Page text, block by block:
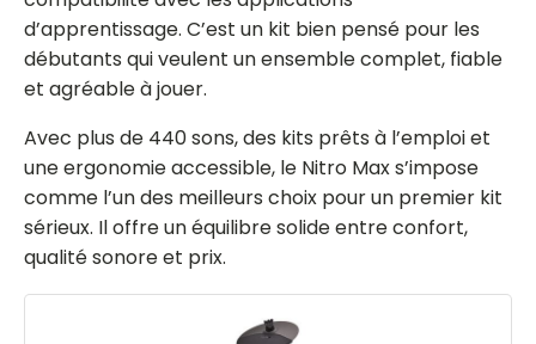
d’apprentissage. C’est un kit bien pensé pour les
débutants qui veulent un ensemble complet, fiable
et agréable à jouer.
Avec plus de 440 sons, des kits prêts à l’emploi et
une ergonomie accessible, le Nitro Max s’impose
comme l’un des meilleurs choix pour un premier kit
sérieux. Il offre un équilibre solide entre confort,
qualité sonore et prix.